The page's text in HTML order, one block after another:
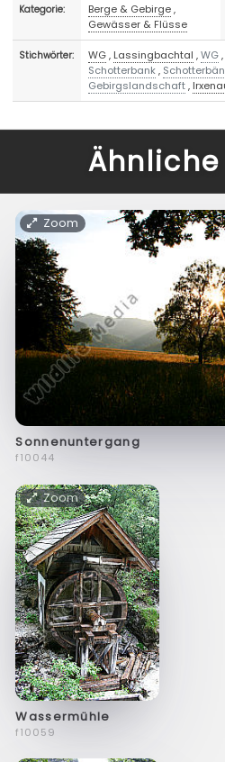
Kategorie: Berge & Gebirge,
Gewässer & Flüsse
Stichwörter: WG, Lassingbachtal ,WG,
Schotterbank,
Gebirgslandschaft,
Zoom
Sonnenuntergang
f10044
Zoom
Wassermühle
f10059